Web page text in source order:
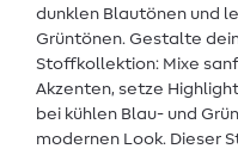
dunklen Blautönen und
Grüntönen. Gestalte
Stoffkollektion: Mixe
Akzenten, setze
bei kühlen Blau- und
modernen Look. Dieser